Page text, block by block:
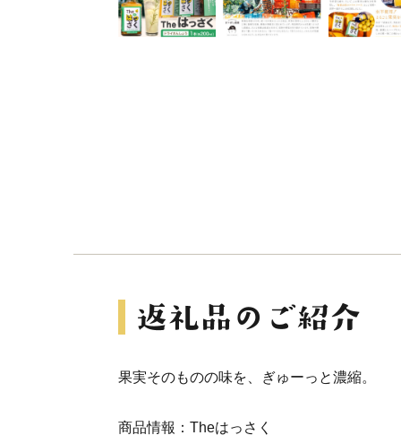
果実そのものの味を、ぎゅーっと濃縮。
商品情報：Theはっさく